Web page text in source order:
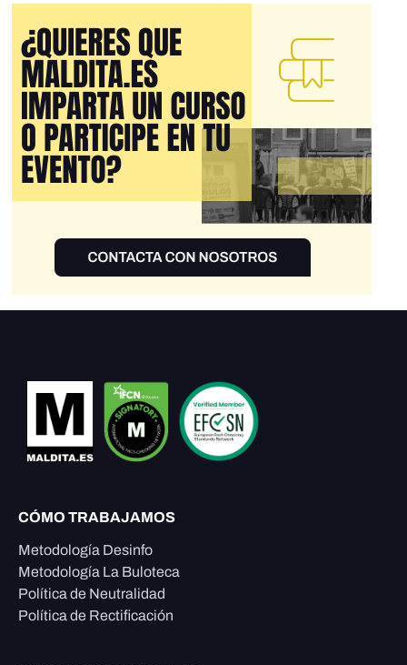
CÓMO TRABAJAMOS
Metodología Desinfo
Metodología La Buloteca
Política de Neutralidad
Política de Rectificación